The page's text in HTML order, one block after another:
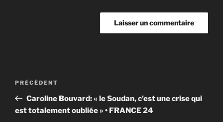
Navigation
l’article
Article
précédent
PRÉCÉDENT
Caroline Bouvard: « le Soudan, c’est une crise qui
est totalement oubliée » • FRANCE 24